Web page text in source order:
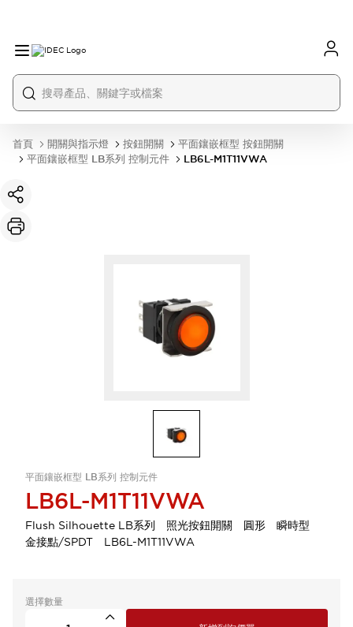
首頁 開關與指示燈 按鈕開關
平面鑲嵌框型 按鈕開關
平面鑲嵌框型 LB系列 控制元件
LB6L-M1T11VWA
平面鑲嵌框型 LB系列 控制元件
LB6L-M1T11VWA
Flush Silhouette LB系列 照光按鈕開關 圓形 瞬時型
金接點/SPDT LB6L-M1T11VWA
選擇數量